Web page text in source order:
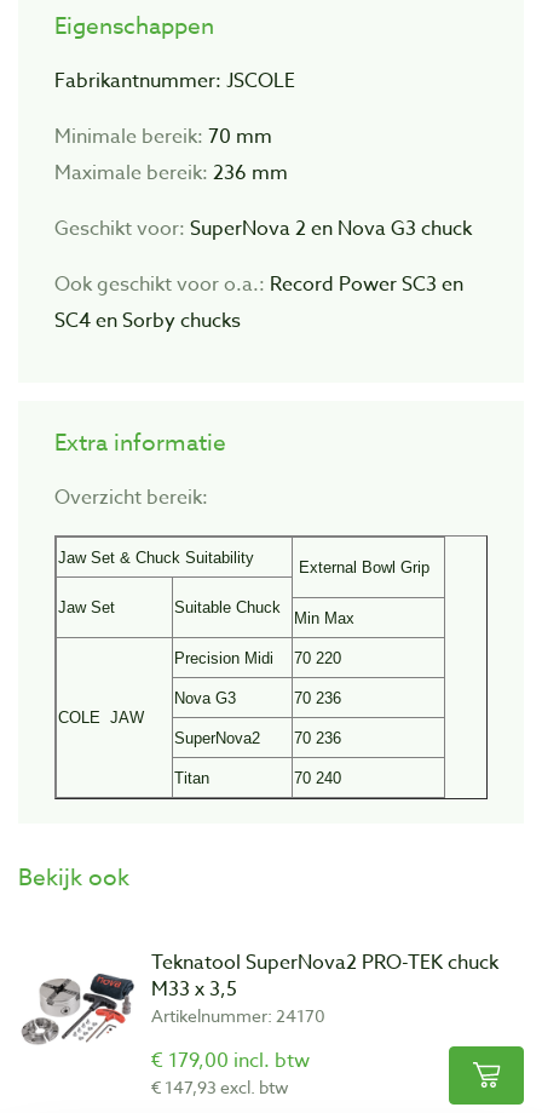
Eigenschappen
Fabrikantnummer: JSCOLE
Minimale bereik: 70 mm
Maximale bereik: 236 mm
Geschikt voor: SuperNova 2 en Nova G3 chuck
Ook geschikt voor o.a.: Record Power SC3 en
SC4 en Sorby chucks
Extra informatie
Overzicht bereik:
Jaw Set & Chuck Suitability
External Bowl Grip
Jaw Set Suitable Chuck
Min Max
COLE JAW
Precision Midi 70 220
Nova G3 70 236
SuperNova2 70 236
Titan 70 240
Bekijk ook
Teknatool SuperNova2 PRO-TEK chuck
M33 x 3,5
Artikelnummer: 24170
€ 179,00 incl. btw
€ 147,93 excl. btw